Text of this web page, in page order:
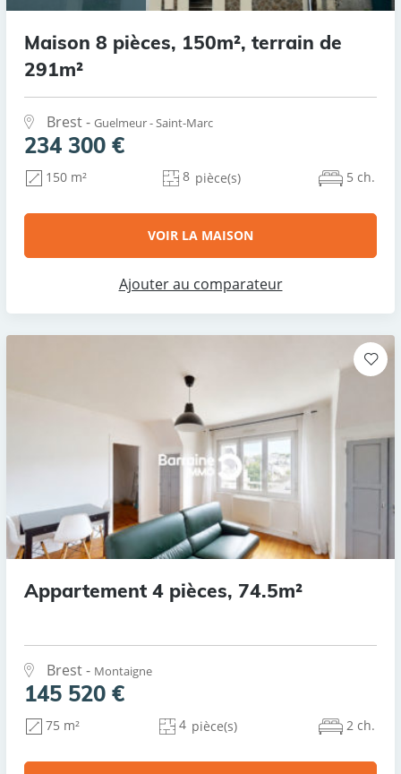
Maison 8 pièces, 150m², terrain de
291m²
Brest - Guelmeur - Saint-Marc
234 300 €
150 m² 8 pièce(s) 5 ch.
VOIR LA MAISON
Ajouter au comparateur
Appartement 4 pièces, 74.5m²
Brest - Montaigne
145 520 €
75 m² 4 pièce(s) 2 ch.